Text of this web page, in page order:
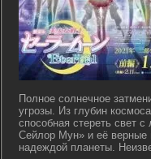
Полное солнечное
угрозы. Из глубин
способная стереть свет
Сейлор Мун» и её верные
надеждой планеты.